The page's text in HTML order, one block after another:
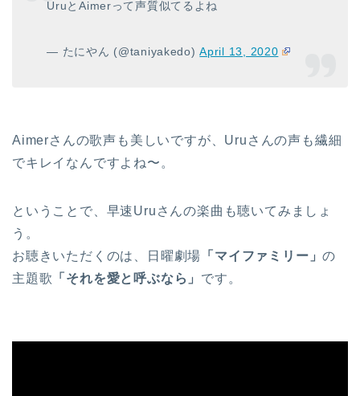
UruとAimerって声質似てるよね
— たにやん (@taniyakedo)April 13, 2020
Aimerさんの歌声も美しいですが、Uruさんの声も繊細
でキレイなんですよね〜。
ということで、早速Uruさんの楽曲も聴いてみましょ
う。
お聴きいただくのは、日曜劇場 「マイファミリー」の
主題歌 「それを愛と呼ぶなら」 です。